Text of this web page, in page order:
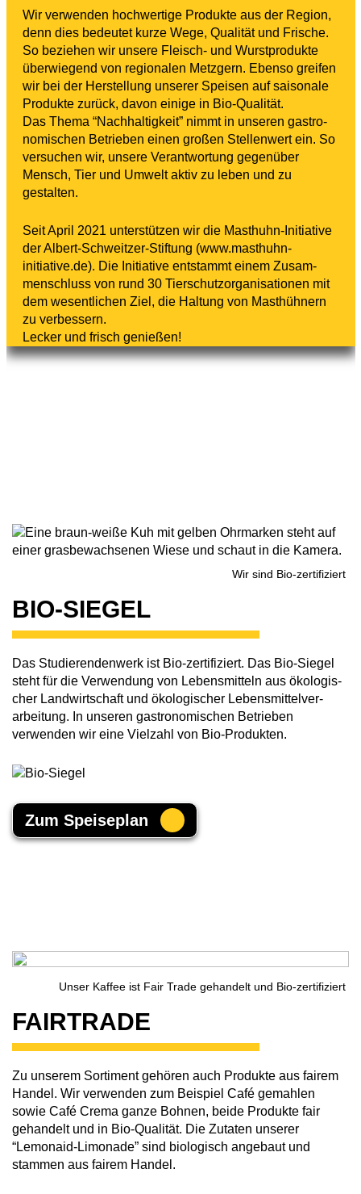
Wir verwenden hoch­wer­tige Produkte aus der Region,
denn dies bedeutet kurze Wege, Qual­ität und Frische.
So beziehen wir unsere Fleisch- und Wurst­produkte
über­wie­gend von regionalen Metzgern. Ebenso greifen
wir bei der Herstel­lung unserer Speisen auf saisonale
Produkte zurück, davon einige in Bio-Qualität.
Das Thema “Nach­haltigkeit” nimmt in unseren gast­ro­
nomis­chen Betrieben einen großen Stel­len­wert ein. So
versuchen wir, unsere Verant­wor­tung gegenüber
Mensch, Tier und Umwelt aktiv zu leben und zu
gestalten.
Seit April 2021 unter­stützen wir die Masthuhn-Initi­ative
der Albert-Schweitzer-Stif­­tung (www.masthuhn-
initiative.de). Die Initi­ative entstammt einem Zusam­
menschluss von rund 30 Tier­s­chutzor­gan­isa­tionen mit
dem wesent­lichen Ziel, die Haltung von Masthüh­nern
zu verbessern.
Lecker und frisch genießen!
Wir sind Bio-zertifiziert
BIO-SIEGEL
Das Stud­i­er­enden­werk ist Bio-zerti­f­iz­iert. Das Bio-Siegel
steht für die Verwendung von Lebens­mit­teln aus ökolo­gis­
cher Land­wirtschaft und ökolo­gis­cher Lebens­mit­telver­
arbei­tung. In unseren gast­ro­nomis­chen Betrieben
verwenden wir eine Vielzahl von Bio-Produkten.
Zum Speise­plan
Unser Kaffee ist Fair Trade gehan­delt und Bio-zertifiziert
FAIRTRADE
Zu unserem Sorti­ment gehören auch Produkte aus fairem
Handel. Wir verwenden zum Beis­piel Café gemahlen
sowie Café Crema ganze Bohnen, beide Produkte fair
gehan­delt und in Bio-Qual­ität. Die Zutaten unserer
“Lemonaid-Limonade” sind biolo­gisch ange­baut und
stammen aus fairem Handel.